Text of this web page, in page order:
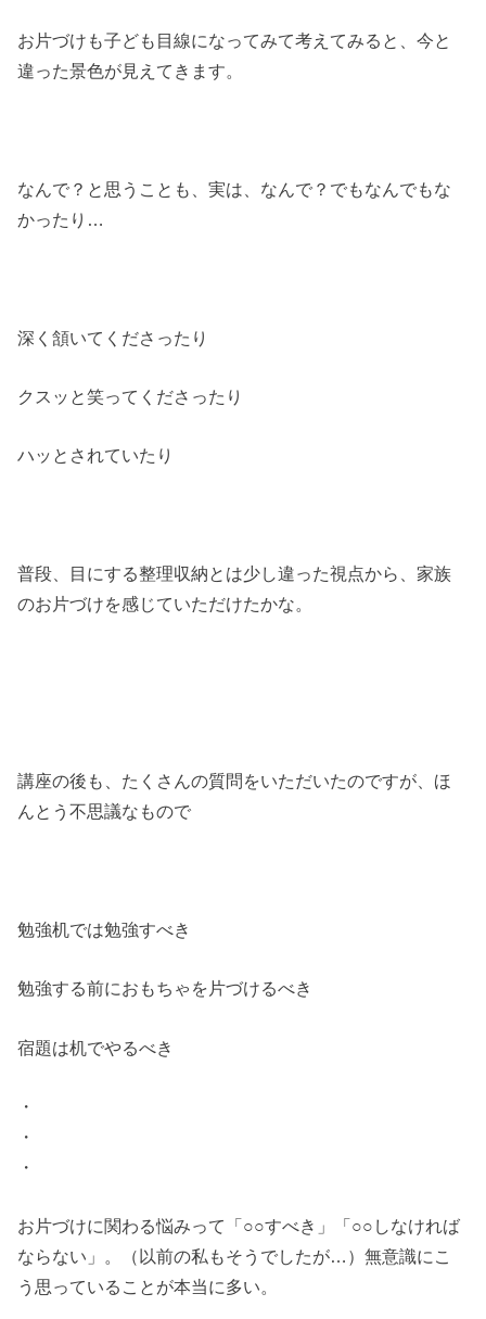
お片づけも子ども目線になってみて考えてみると、今と
違った景色が見えてきます。
なんで？と思うことも、実は、なんで？でもなんでもな
かったり…
深く頷いてくださったり
クスッと笑ってくださったり
ハッとされていたり
普段、目にする整理収納とは少し違った視点から、家族
のお片づけを感じていただけたかな。
講座の後も、たくさんの質問をいただいたのですが、ほ
んとう不思議なもので
勉強机では勉強すべき
勉強する前におもちゃを片づけるべき
宿題は机でやるべき
・
・
・
お片づけに関わる悩みって「○○すべき」「○○しなければ
ならない」。（以前の私もそうでしたが…）無意識にこ
う思っていることが本当に多い。